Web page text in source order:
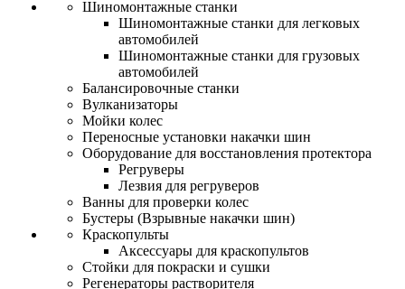
Шиномонтажные станки
Шиномонтажные станки для легковых
автомобилей
Шиномонтажные станки для грузовых
автомобилей
Балансировочные станки
Вулканизаторы
Мойки колес
Переносные установки накачки шин
Оборудование для восстановления протектора
Регруверы
Лезвия для регруверов
Ванны для проверки колес
Бустеры (Взрывные накачки шин)
Краскопульты
Аксессуары для краскопультов
Стойки для покраски и сушки
Регенераторы растворителя